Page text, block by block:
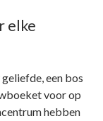
elke
een bos
voor op
hebben